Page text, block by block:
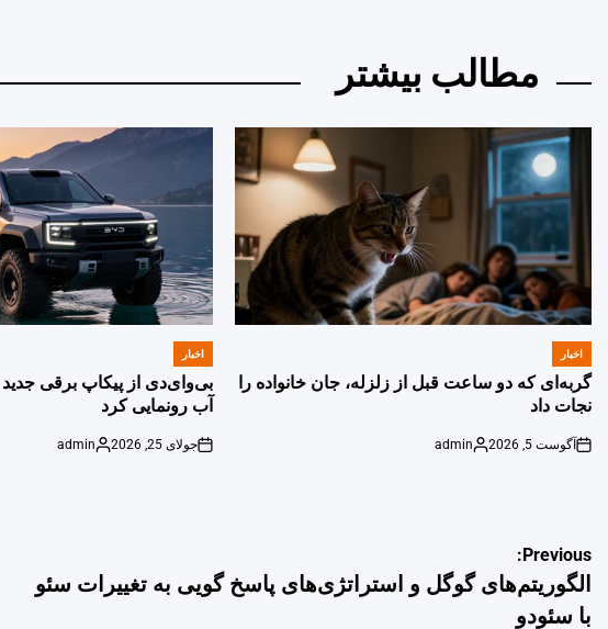
مطالب بیشتر
POSTED
IN
اخبار
گربه‌ای که دو ساعت قبل از زلزله، جان خانواده را
نجات داد
on
آگوست 5, 2026
Posted
admin
POSTED
اخبار
بی‌وای‌دی از پیکاپ برقی جدید
آب رونمایی کرد
on
جولای 25, 2026
Posted
admin
راهبری
نوشته
Previous:
الگوریتم‌های گوگل و استراتژی‌های پاسخ ‌گویی به تغییرات سئو
با سئودو